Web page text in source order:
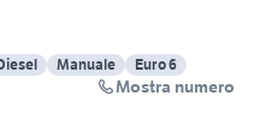
Manuale
Euro 6
Mostra numero